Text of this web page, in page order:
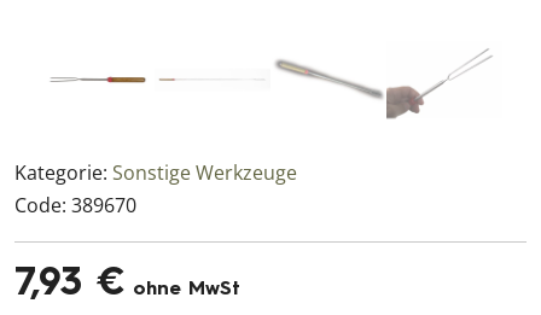
Kategorie: Sonstige Werkzeuge
Code: 389670
7,93 € ohne MwSt